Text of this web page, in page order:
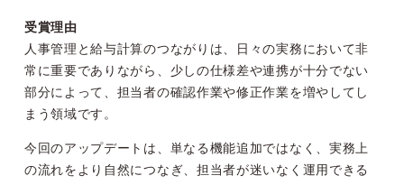
受賞理由
人事管理と給与計算のつながりは、日々の実務において非
常に重要でありながら、少しの仕様差や連携が十分でない
部分によって、担当者の確認作業や修正作業を増やしてし
まう領域です。
今回のアップデートは、単なる機能追加ではなく、実務上
の流れをより自然につなぎ、担当者が迷いなく運用できる